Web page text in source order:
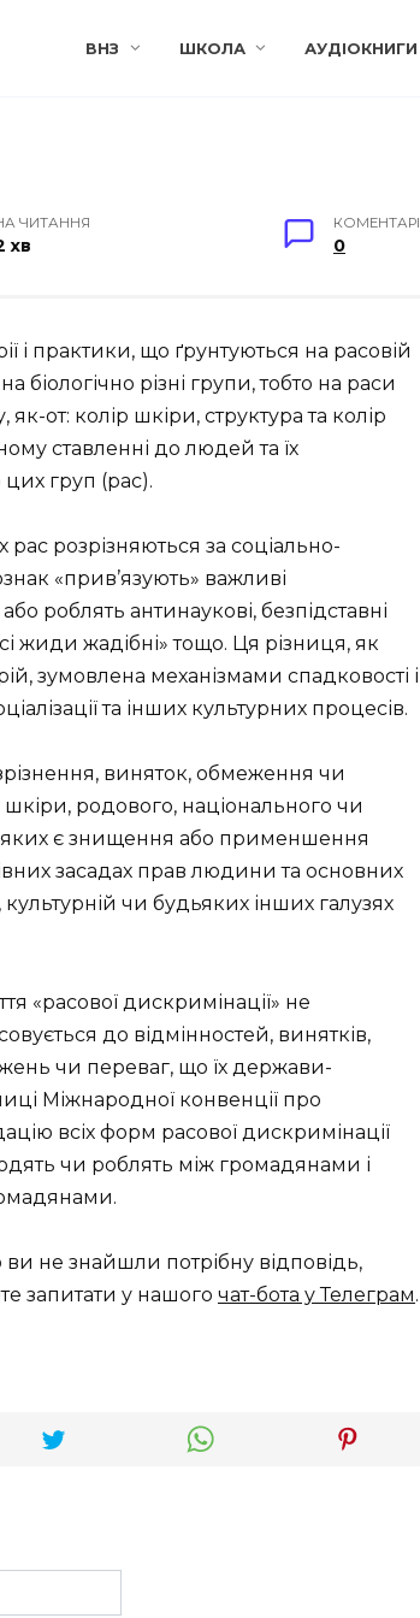
ВНЗ ШКОЛА АУДІОКНИГИ
ЧИТАННЯ
хв
КОМЕНТАРІ
0
і практики, що ґрунтуються на расовій
різні групи, тобто на раси
от: колір шкіри, структура та колір
ставленні до людей та їх
цих груп (рас).
розрізняються за соціально-
«прив’язують» важливі
роблять антинаукові, безпідставні
жиди жадібні» тощо. Ця різниця, як
зумовлена механізмами спадковості і
та інших культурних процесів.
виняток, обмеження чи
родового, національного чи
яких є знищення або применшення
засадах прав людини та основних
чи будьяких інших галузях
«расової дискримінації» не
до відмінностей, винятків,
чи переваг, що їх держави-
Міжнародної конвенції про
всіх форм расової дискримінації
чи роблять між громадянами і
не знайшли потрібну відповідь,
запитати у нашого чат-бота у Телеграм.